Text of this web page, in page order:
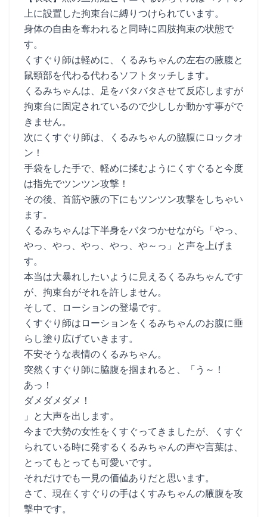
上に設置した拘束台に縛りつけられています。
身体の自由を奪われると同時に四肢拘束の状態で
す。
くすぐり師は軽めに、くるみちゃんの左右の腋腹と
鼠頸部を代わる代わるソフトタッチします。
くるみちゃんは、足をバタバタさせて反応しますが
拘束台に固定されているので少ししか動かす事がで
きません。
次にくすぐり師は、くるみちゃんの脇腹にロックオ
ン！
手袋をした手で、軽めに揉むようにくすぐると今度
は指先でツンツン攻撃！
その後、首筋や腋の下にもツンツン攻撃をしちゃい
ます。
くるみちゃんは下半身をバタつかせながら「やっ、
やっ、やっ、やっ、やっ、や～っ」と声を上げま
す。
本当は大暴れしたいように見えるくるみちゃんです
が、拘束台がそれを許しません。
そして、ローションの登場です。
くすぐり師はローションをくるみちゃんのお腹に垂
らし塗り広げていきます。
不安そうな表情のくるみちゃん。
突然くすぐり師に脇腹を掴まれると、「う～！
あっ！
ダメダメダメ！
」と大声を出します。
今まで大勢の女性をくすぐってきましたが、くすぐ
られている時に発するくるみちゃんの声や言葉は、
とってもとっても可愛いです。
それだけでも一見の価値ありだと思います。
さて、現在くすぐりの手はくすみちゃんの腋腹を攻
撃中です。